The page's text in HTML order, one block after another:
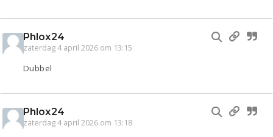
Phlox24
zaterdag 4 april 2026 om 13:15
Dubbel
Phlox24
zaterdag 4 april 2026 om 13:18